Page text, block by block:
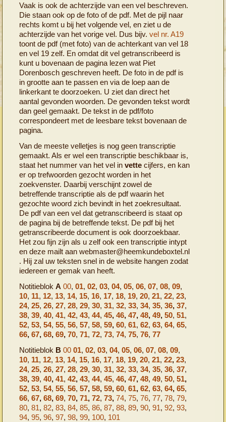
Vaak is ook de achterzijde van een vel beschreven.
Die staan ook op de foto of de pdf. Met de pijl naar
rechts komt u bij het volgende vel, en ziet u de
achterzijde van het vorige vel. Dus bijv.vel nr. A19
toont de pdf (met foto) van de achterkant van vel 18
en vel 19 zelf. En omdat dit vel getranscribeerd is
kunt u bovenaan de pagina lezen wat Piet
Dorenbosch geschreven heeft. De foto in de pdf is
in grootte aan te passen en via de loep aan de
linkerkant te doorzoeken. U ziet dan direct het
aantal gevonden woorden. De gevonden tekst wordt
dan geel gemaakt. De tekst in de pdf/foto
correspondeert met de leesbare tekst bovenaan de
pagina.
Van de meeste velletjes is nog geen transcriptie
gemaakt. Als er wel een transcriptie beschikbaar is,
staat het nummer van het vel invettecijfers, en kan
er op trefwoorden gezocht worden in het
zoekvenster. Daarbij verschijnt zowel de
betreffende transcriptie als de pdf waarin het
gezochte woord zich bevindt in het zoekresultaat.
De pdf van een vel dat getranscribeerd is staat op
de pagina bij de betreffende tekst. De pdf bij het
getranscribeerde document is ook doorzoekbaar.
Het zou fijn zijn als u zelf ook een transcriptie intypt
en deze mailt aan webmaster@heemkundeboxtel.nl
. Hij zal uw teksten snel in de website hangen zodat
iedereen er gemak van heeft.
NotitieblokA 00,01, 02, 03, 04, 05, 06, 07, 08, 09,
10, 11, 12, 13, 14, 15, 16, 17, 18, 19, 20, 21, 22, 23,
24, 25, 26, 27, 28, 29, 30, 31, 32, 33, 34, 35, 36, 37,
38, 39, 40, 41, 42, 43, 44, 45, 46, 47, 48, 49, 50, 51,
52, 53, 54, 55, 56, 57, 58, 59, 60, 61, 62, 63, 64, 65,
66, 67, 68, 69, 70, 71, 72, 73, 74, 75, 76, 77
Notitieblok B 00 01, 02, 03, 04, 05, 06, 07, 08, 09,
10, 11, 12, 13, 14, 15, 16, 17, 18, 19, 20, 21, 22, 23,
24, 25, 26, 27, 28, 29, 30, 31, 32, 33, 34, 35, 36, 37,
38, 39, 40, 41, 42, 43, 44, 45, 46, 47, 48, 49, 50, 51,
52, 53, 54, 55, 56, 57, 58, 59, 60, 61, 62, 63, 64, 65,
66, 67, 68, 69, 70, 71, 72, 73, 74, 75, 76, 77, 78, 79,
80, 81, 82, 83, 84, 85, 86, 87, 88, 89, 90, 91, 92, 93,
94, 95, 96, 97, 98, 99, 100, 101